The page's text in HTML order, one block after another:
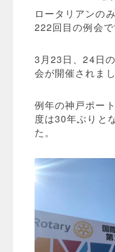
ロータリアンの
222回目の例会で
3月23日、24日
会が開催されまし
例年の神戸ポー
度は30年ぶりと
た。